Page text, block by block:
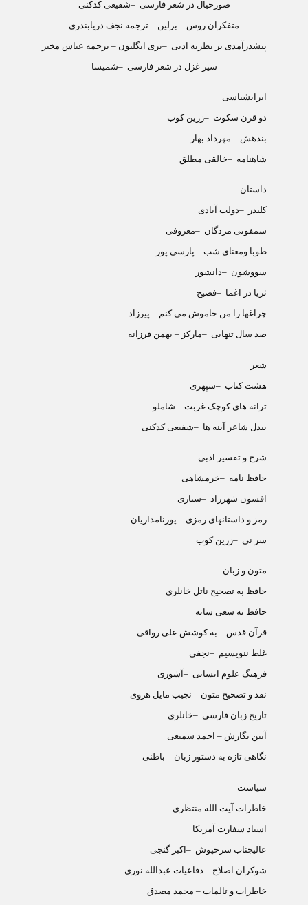
صورخیال در شعر فارسی –شفیعی کدکنی
متفکران روس –برلین – ترجمه نجف دریابندری
پیشدرآمدی بر نظریه ادبی –تری ایگلتون – ترجمه عباس مخبر
سیر غزل در شعر فارسی –شمیسا
ایرانشناسی
دو قرن سکوت –زرین کوب
بندهش –مهرداد بهار
شاهنامه –خالقی مطلق
داستان
کلیدر
–دولت آبادی
سمفونی مردگان –معروفی
طوبا ومعنای شب –پارسی پور
سووشون –دانشور
ثریا در اغما –فصیح
چراغها را من خاموش می کنم –پیرزاد
صد سال تنهایی –مارکز – بهمن فرزانه
شعر
هشت کتاب –سپهری
ترانه های کوچک غربت – شاملو
بیدل شاعر آینه ها –شفیعی کدکنی
شرح و تفسیر ادبی
حافظ نامه –خرمشاهی
افسون شهرزاد –ستاری
رمز و داستانهای رمزی –پورنامداریان
سر نی –زرین کوب
متون و زبان
حافظ به تصحیح ناتل خانلری
حافظ به سعی سایه
قرآن قدس –به کوشش علی رواقی
غلط ننویسیم –نجفی
فرهنگ علوم انسانی – آشوری
نقد و تصحیح متون –نجیب مایل هروی
تاریخ زبان فارسی –خانلری
آیین نگارش – احمد سمیعی
نگاهی تازه به دستور زبان –باطنی
سیاست
خاطرات آیت الله منتظری
اسناد سفارت آمریکا
عالیجناب سرخپوش – اکبر گنجی
شوکران اصلاح –دفاعیات عبدالله نوری
خاطرات و تالمات – محمد مصدق